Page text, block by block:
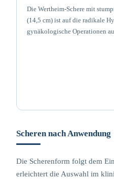
Die Wertheim-Schere mit
(14,5 cm) ist auf die radikale
gynäkologische Operationen
Scheren nach Anwendung
Die Scherenform folgt dem
erleichtert die Auswahl im